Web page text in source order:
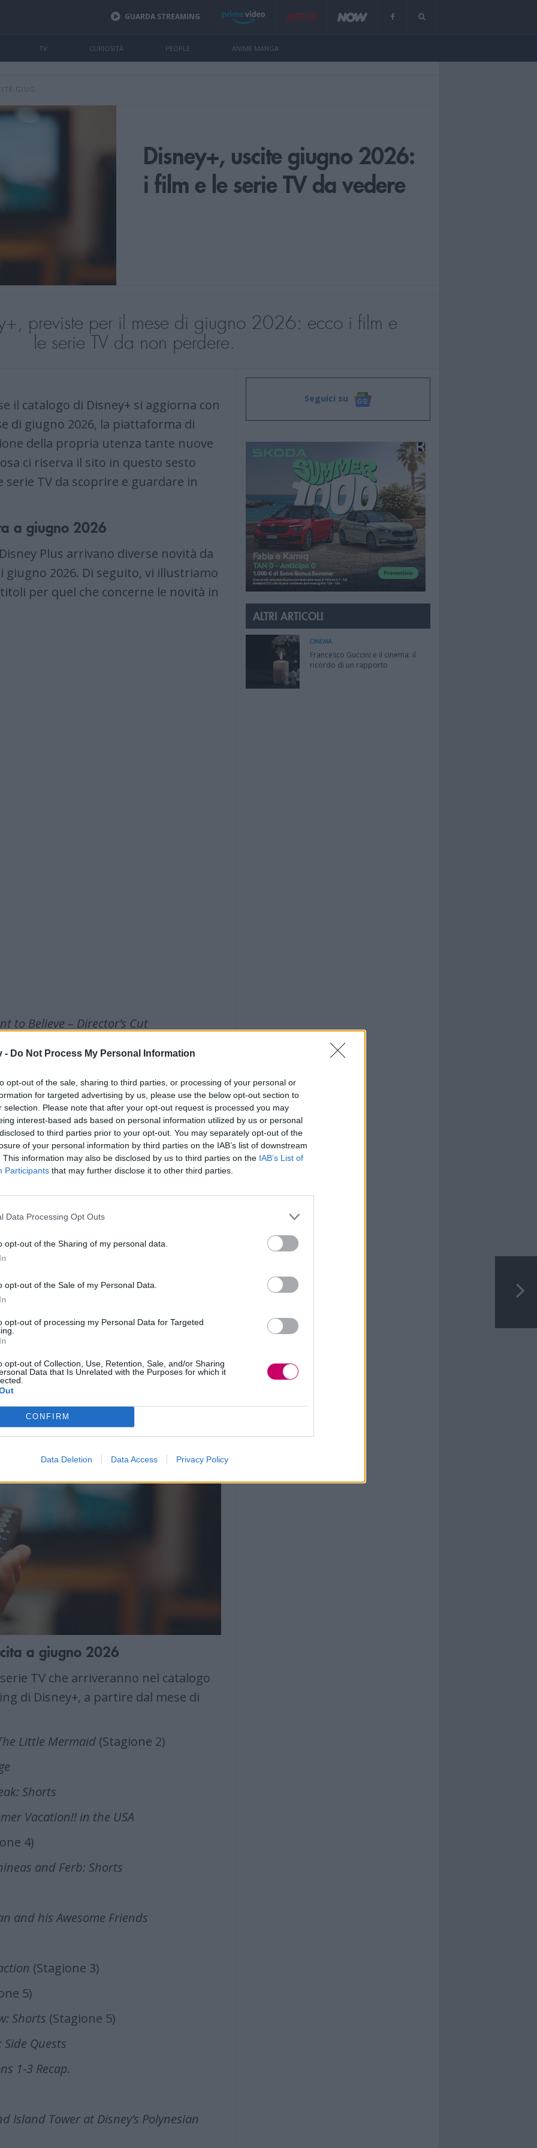
- Do Not Process My Personal Information
opt-out of the sale, sharing to third parties, or processing of your personal or
for targeted advertising by us, please use the below opt-out section to
selection. Please note that after your opt-out request is processed you may
interest-based ads based on personal information utilized by us or personal
to third parties prior to your opt-out. You may separately opt-out of the
of your personal information by third parties on the IAB’s list of downstream
This information may also be disclosed by us to third parties on the IAB’s List of
Participants that may further disclose it to other third parties.
Data Processing Opt Outs
opt-out of the Sharing of my personal data.
opt-out of the Sale of my Personal Data.
opt-out of processing my Personal Data for Targeted
opt-out of Collection, Use, Retention, Sale, and/or Sharing
Data that Is Unrelated with the Purposes for which it
CONFIRM
Data Deletion Data Access Privacy Policy
GUARDA STREAMING
TV CURIOSITÀ PEOPLE ANIME MANGA
GIUG...
Disney+, uscite giugno 2026:
i film e le serie TV da vedere
previste per il mese di giugno 2026: ecco i film e
le serie TV da non perdere.
il catalogo di Disney+ si aggiorna con
di giugno 2026, la piattaforma di
della propria utenza tante nuove
ci riserva il sito in questo sesto
serie TV da scoprire e guardare in
a giugno 2026
Plus arrivano diverse novità da
giugno 2026. Di seguito, vi illustriamo
per quel che concerne le novità in
to Believe – Director’s Cut
Unnecessary – Extended Cut
Ash.
a giugno 2026
TV che arriveranno nel catalogo
di Disney+, a partire dal mese di
Little Mermaid (Stagione 2)
Shorts
Vacation!! in the USA
4)
and Ferb: Shorts
and his Awesome Friends
(Stagione 3)
5)
Shorts (Stagione 5)
Quests
1-3 Recap.
Island Tower at Disney’s Polynesian
Seguici su
ALTRI ARTICOLI
CINEMA
Francesco Guccini e il cinema: il
ricordo di un rapporto